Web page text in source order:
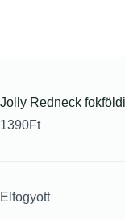
Jolly Redneck
1390Ft
Elfogyott